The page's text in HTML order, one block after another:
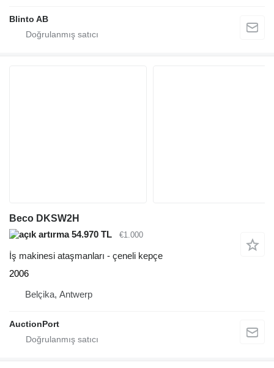
Blinto AB
Beco DKSW2H
54.970 TL
€1.000
İş makinesi ataşmanları - çeneli kepçe
2006
Belçika, Antwerp
AuctionPort